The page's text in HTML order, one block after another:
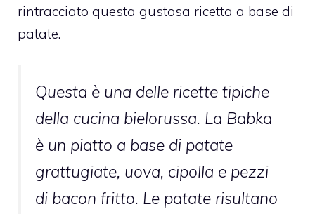
rintracciato questa gustosa ricetta a base di
patate.
Questa è una delle ricette tipiche
della cucina bielorussa. La Babka
è un piatto a base di patate
grattugiate, uova, cipolla e pezzi
di bacon fritto. Le patate risultano